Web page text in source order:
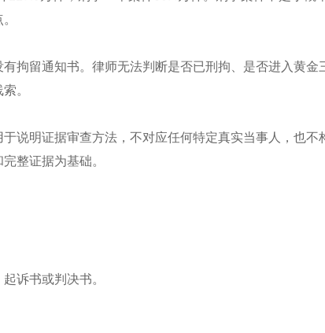
拘留通知书。律师无法判断是否已刑拘、是否进入黄金
。
说明证据审查方法，不对应任何特定真实当事人，也不
整证据为基础。
诉书或判决书。